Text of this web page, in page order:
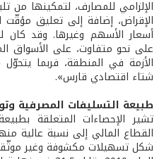
الإلزامي للمصارف، لتمكينها من
الإقراض، إضافة إلى تعليق
أسعار الأسهم وغيرها. وقد كان
على نحو متفاوت، على الأسواق
الأزمة في المنطقة، فربما
شتاء اقتصادي قارس».
طبيعة التسليفات المصرفية
تشير الإحصاءات المتعلقة